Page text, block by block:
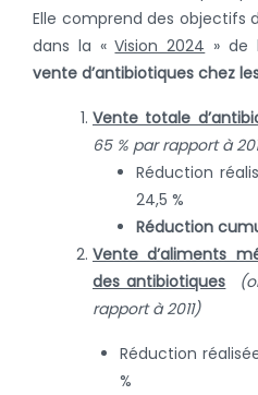
Elle comprend des objectifs
dans la «Vision 2024 » de
vente d’antibiotiques chez
Vente totale
65 % par rapport à
Réduction
24,5
Réduction
Vente d’aliments
des antibiotiques
rapport à 2011)
Réduction
%